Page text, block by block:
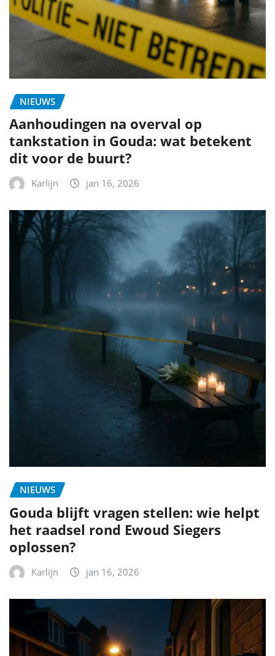
NIEUWS
Aanhoudingen na overval op
tankstation in Gouda: wat betekent
dit voor de buurt?
Karlijn jan 16, 2026
NIEUWS
Gouda blijft vragen stellen: wie helpt
het raadsel rond Ewoud Siegers
oplossen?
Karlijn jan 16, 2026